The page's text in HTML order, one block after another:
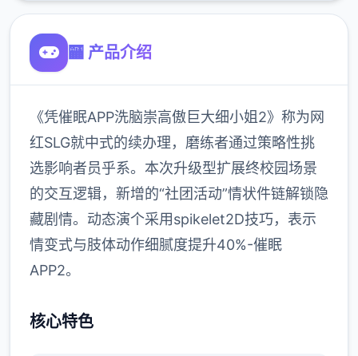
🏧 产品介绍
《凭催眠APP洗脑崇高傲巨大细小姐2》称为网
红SLG就中式的续办理，磨练者通过策略性挑
选影响者员乎系。本次升级型扩展终校园场景
的交互逻辑，新增的“社团活动”情状件链解锁隐
藏剧情。动态演个采用spikelet2D技巧，表示
情变式与肢体动作细腻度提升40%-催眠
APP2。
核心特色